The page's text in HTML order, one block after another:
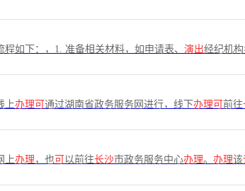
程如下：，1. 准备相关材料，如申请表、 演出经纪机
上办理可 通过湖南省政务服务网进行，线下办理可 前往
上办理 ，也可 以前往长沙市政务服务中心办理。 办理该